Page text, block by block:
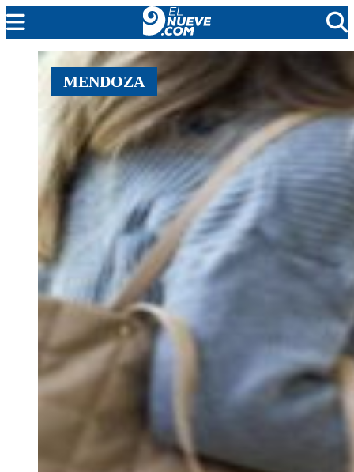
MENDOZA
CADA DÍA
ARGENTINA
NOTICIERO 9
PROTAGONISTAS
EL NUEVE STREAMS
PROGRAMACIÓN
MENDOZA